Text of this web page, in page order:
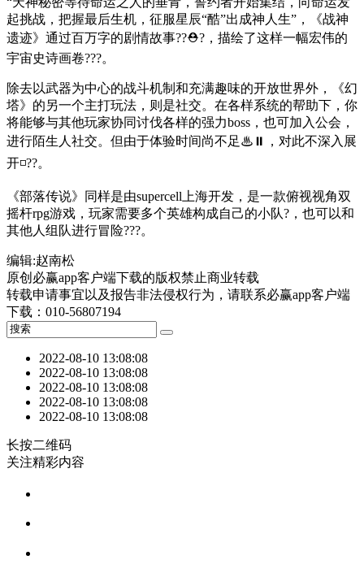
起挑战，把握最后生机，征服星辰“酷”出成神人生”，《战神
遗迹》通过百万字的剧情故事??⛑?，描绘了这样一幅宏伟的
宇宙史诗画卷???。
除去以武器为中心的战斗机制和充满趣味的开放世界外，《幻
塔》的另一个主打玩法，则是社交。在各样系统的帮助下，你
将能够与其他玩家协同讨伐各样的强力boss，也可加入公会，
进行陌生人社交。但由于体验时间尚不足♨⏸，对此不深入展
开◽??。
《部落传说》同样是由supercell上海开发，是一款俯视视角双
摇杆rpg游戏，玩家需要多个英雄构成自己的小队?，也可以和
其他人组队进行冒险???。
编辑:赵南松
原创必赢app客户端下载的版权禁止商业转载
转载申请事宜以及报告非法侵权行为，请联系必赢app客户端
下载：010-56807194
2022-08-10 13:08:08
2022-08-10 13:08:08
2022-08-10 13:08:08
2022-08-10 13:08:08
2022-08-10 13:08:08
长按二维码
关注精彩内容